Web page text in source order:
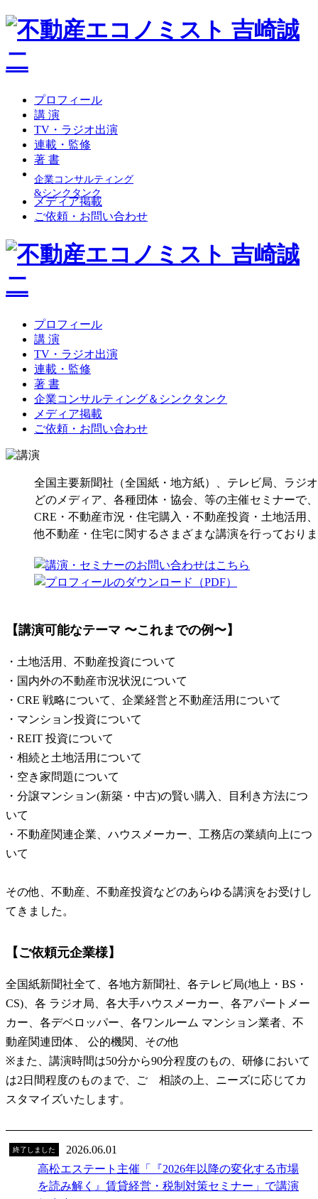
プロフィール
講 演
TV・ラジオ出演
連載・監修
著 書
企業コンサルティング
&シンクタンク
メディア掲載
ご依頼・お問い合わせ
プロフィール
講 演
TV・ラジオ出演
連載・監修
著 書
企業コンサルティング＆シンクタンク
メディア掲載
ご依頼・お問い合わせ
全国主要新聞社（全国紙・地方紙）、テレビ局、ラジ
どのメディア、各種団体・協会、等の主催セミナーで、
CRE・不動産市況・住宅購入・不動産投資・土地活用
他不動産・住宅に関するさまざまな講演を行っており
【講演可能なテーマ 〜これまでの例〜】
・土地活用、不動産投資について
・国内外の不動産市況状況について
・CRE 戦略について、企業経営と不動産活用について
・マンション投資について
・REIT 投資について
・相続と土地活用について
・空き家問題について
・分譲マンション(新築・中古)の賢い購入、目利き方法につ
いて
・不動産関連企業、ハウスメーカー、工務店の業績向上につ
いて
その他、不動産、不動産投資などのあらゆる講演をお受けし
てきました。
【ご依頼元企業様】
全国紙新聞社全て、各地方新聞社、各テレビ局(地上・BS・
CS)、各 ラジオ局、各大手ハウスメーカー、各アパートメー
カー、各デベロッパー、各ワンルーム マンション業者、不
動産関連団体、 公的機関、その他
※また、講演時間は50分から90分程度のもの、研修において
は2日間程度のものまで、ご゙相談の上、ニーズに応じてカ
スタマイズいたします。
終了しました
2026.06.01
高松エステート主催「『2026年以降の変化する市場
を読み解く』賃貸経営・税制対策セミナー」で講演